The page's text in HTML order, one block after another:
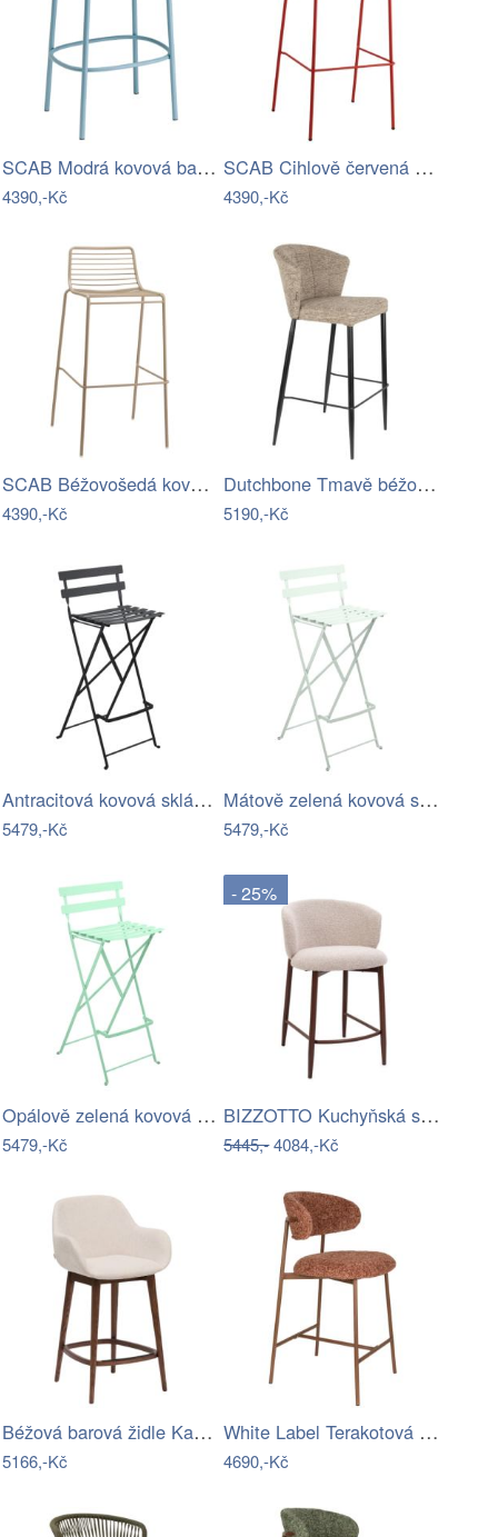
SCAB Modrá kovová barová židle Trick 65…
4390,-Kč
SCAB Cihlově červená kovová barová…
4390,-Kč
SCAB Béžovošedá kovová barová židle…
4390,-Kč
Dutchbone Tmavě béžová čalouněná barová…
5190,-Kč
Antracitová kovová skládací barová…
5479,-Kč
Mátově zelená kovová skládací barová…
5479,-Kč
Opálově zelená kovová skládací barová…
5479,-Kč
- 25%
BIZZOTTO Kuchyňská stolička AMALIA…
5445,-4084,-Kč
Béžová barová židle Kave Home Konna 65…
5166,-Kč
White Label Terakotová čalouněná barová…
4690,-Kč